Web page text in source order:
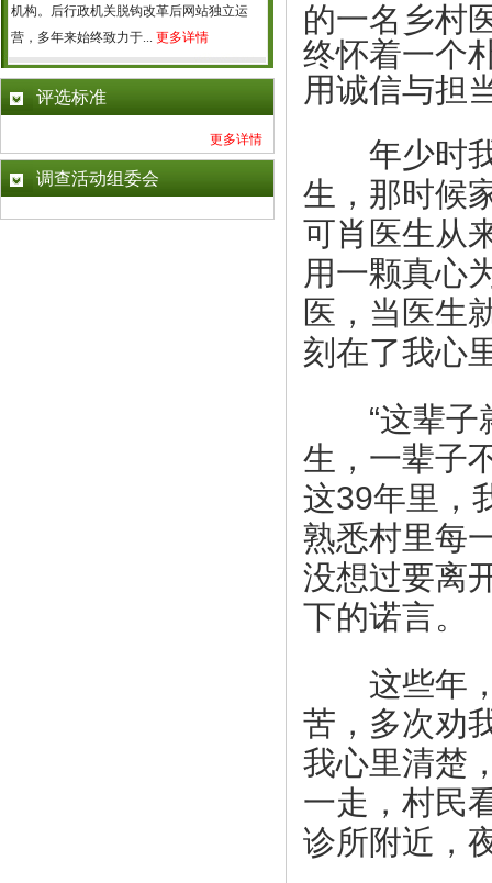
机构。后行政机关脱钩改革后网站独立运
营，多年来始终致力于... 更多详情
评选标准
更多详情
调查活动组委会
的一名乡村
终怀着一个
用诚信与担
年少时我
生，那时候
可肖医生从
用一颗真心
医，当医生
刻在了我心
“这辈子就
生，一辈子
这39年里，
熟悉村里每
没想过要离
下的诺言。
这些年，
苦，多次劝
我心里清楚
一走，村民
诊所附近，